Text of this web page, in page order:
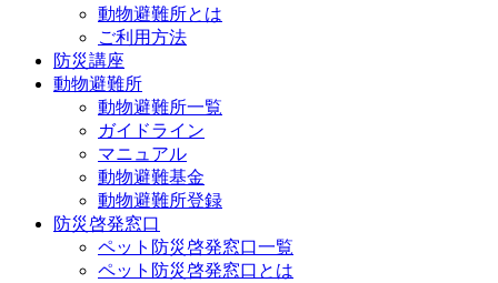
動物避難所とは
ご利用方法
防災講座
動物避難所
動物避難所一覧
ガイドライン
マニュアル
動物避難基金
動物避難所登録
防災啓発窓口
ペット防災啓発窓口一覧
ペット防災啓発窓口とは